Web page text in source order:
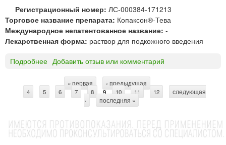
е
т
а
т
Регистрационный номер: ЛС-000384-171213
Торговое название препарата: Копаксон®-Тева
Международное непатентованное название: -
Лекарственная форма: раствор для подкожного введения
Подробнее
о
Добавить отзыв или комментарий
р
а
« первая ‹ предыдущая
…
4
5 6 7 8 9 10 11 12
следующая
›
последняя »